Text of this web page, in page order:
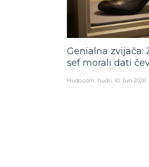
Genialna zvijača:
sef morali dati
Hudo.com hudo 10. Jun 2026